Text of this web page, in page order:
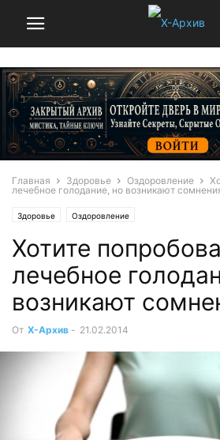
Главная Здоровье Оздоровление
лечебное голодание, но возникают
Здоровье Оздоровление
Хотите
лечебное
возникают
От Х-Архив - 21.02.2014